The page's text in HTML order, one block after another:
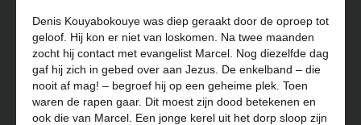
Denis Kouyabokouye was diep geraakt door de oproep tot
geloof. Hij kon er niet van loskomen. Na twee maanden
zocht hij contact met evangelist Marcel. Nog diezelfde dag
gaf hij zich in gebed over aan Jezus. De enkelband – die
nooit af mag! – begroef hij op een geheime plek. Toen
waren de rapen gaar. Dit moest zijn dood betekenen en
ook die van Marcel. Een jonge kerel uit het dorp sloop zijn